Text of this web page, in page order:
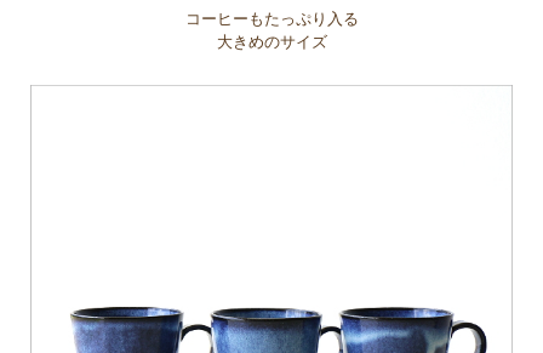
コーヒーもたっぷり入る
大きめのサイズ